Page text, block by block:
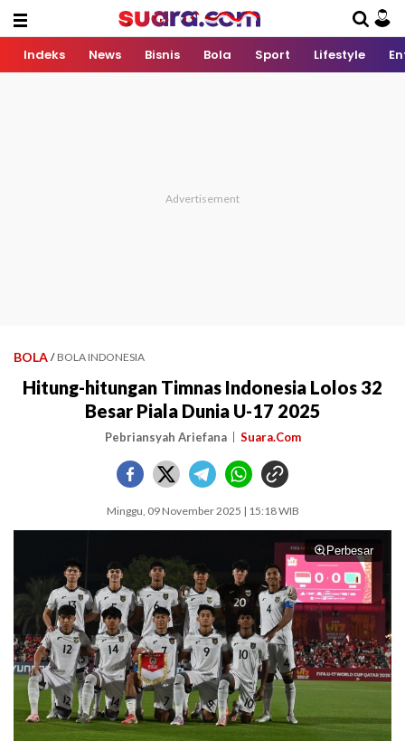
Indeks News Bisnis Bola Sport Lifestyle
BOLA / BOLA INDONESIA
Hitung-hitungan Timnas Indonesia Lolos 32
Besar Piala Dunia U-17 2025
Pebriansyah Ariefana Suara.Com
Minggu, 09 November 2025 | 15:18 WIB
Perbesar